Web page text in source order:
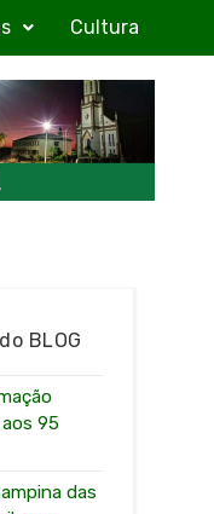
Cultura
BLOG
95
das